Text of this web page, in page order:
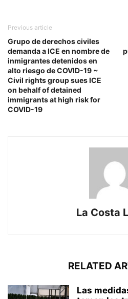
Previous article
Grupo de derechos civiles
demanda a ICE en nombre de
inmigrantes detenidos en
alto riesgo de COVID-19 ~
Civil rights group sues ICE
on behalf of detained
immigrants at high risk for
COVID-19
La Costa
RELATED
Las